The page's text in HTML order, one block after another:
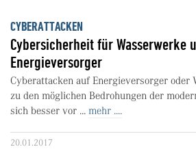
CYBERATTACKEN
Cybersicherheit für Wasserwerke
Energieversorger
Cyberattacken auf Energieversorger oder
zu den möglichen Bedrohungen der
sich besser vor ... mehr ....
20.01.2017